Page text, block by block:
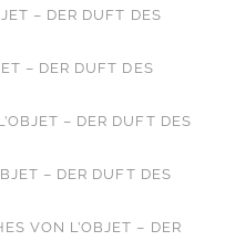
– DER DUFT DES
– DER DUFT DES
– DER DUFT DES
– DER DUFT DES
VON L’OBJET – DER